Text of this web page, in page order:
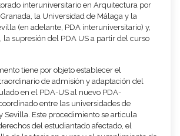
interuniversitario en Arquitectura por
la Universidad de Málaga y la
(en adelante, PDA interuniversitario) y,
supresión del PDA US a partir del curso
tiene por objeto establecer el
de admisión y adaptación del
en el PDA-US al nuevo PDA-
entre las universidades de
Sevilla. Este procedimiento se articula
del estudiantado afectado, el